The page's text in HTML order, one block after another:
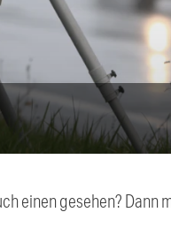
einen gesehen? Dann